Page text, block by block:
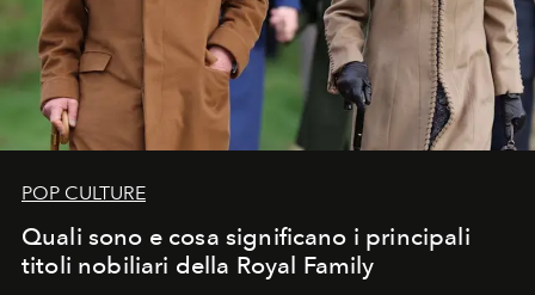
POP CULTURE
Quali sono e cosa significano i principali
titoli nobiliari della Royal Family